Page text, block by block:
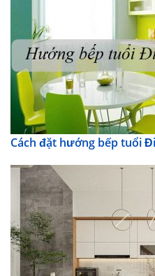
Cách đặt hướng bếp tuổi